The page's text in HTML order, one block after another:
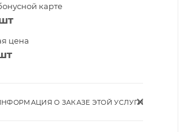
карте
цена
О ЗАКАЗЕ ЭТОЙ УСЛУГИ